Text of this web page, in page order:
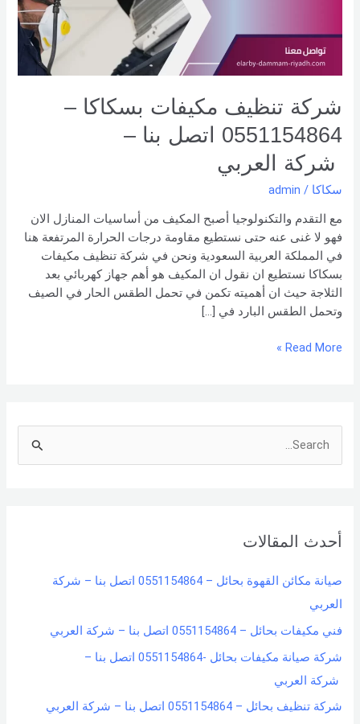
شركة تنظيف مكيفات بسكاكا –
0551154864 اتصل بنا –
شركة العربي
سكاكا /
admin
مع التقدم والتكنولوجيا أصبح المكيف من أساسيات المنازل الان
فهو لا غنى عنه حتى نستطيع مقاومة درجات الحرارة المرتفعة هنا
في المملكة العربية السعودية ونحن في شركة تنظيف مكيفات
بسكاكا نستطيع ان نقول ان المكيف هو أهم جهاز كهربائي بعد
الثلاجة حيث ان أهميته تكمن في تحمل الطقس الحار في الصيف
وتحمل الطقس البارد في […]
شركة العربي
Read More »
c
f
o
r
:
أحدث المقالات
صيانة مكائن القهوة بحائل – 0551154864 اتصل بنا – شركة
العربي
فني مكيفات بحائل – 0551154864 اتصل بنا – شركة العربي
شركة صيانة مكيفات بحائل -0551154864 اتصل بنا –
شركة العربي
شركة تنظيف بحائل – 0551154864 اتصل بنا – شركة العربي